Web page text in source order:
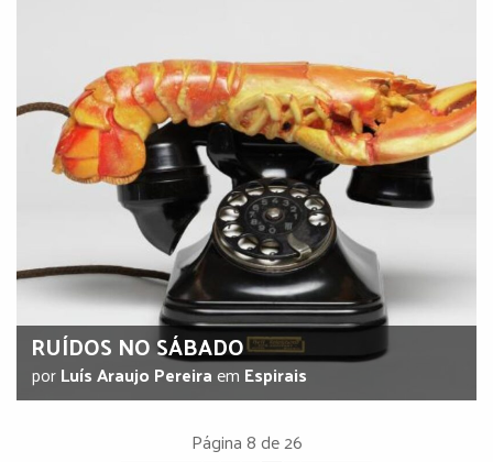
RUÍDOS NO SÁBADO
porLuís Araujo Pereiraem Espirais
Página 8 de 26